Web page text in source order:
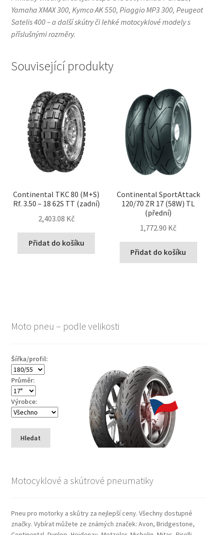
Yamaha XMAX 300, Kymco AK 550, Piaggio MP3 300, Peugeot
Satelis 400 – a další skútry či lehké motocyklové modely s
příslušnými rozměry.
Související produkty
Continental TKC 80 (M+S)
Rf. 3.50 – 18 62S TT (zadní)
2,403.08 Kč
Přidat do košíku
Continental SportAttack
120/70 ZR 17 (58W) TL
(přední)
1,772.90 Kč
Přidat do košíku
Moto pneu – podle velikosti
Šířka/profil:
Průměr:
Výrobce:
Hledat
Motocyklové a skútrové pneumatiky
Pneu pro motorky a skůtry za nejlepší ceny. Všechny dostupné
značky. Vybírat můžete ze známých značek: Avon, Bridgestone,